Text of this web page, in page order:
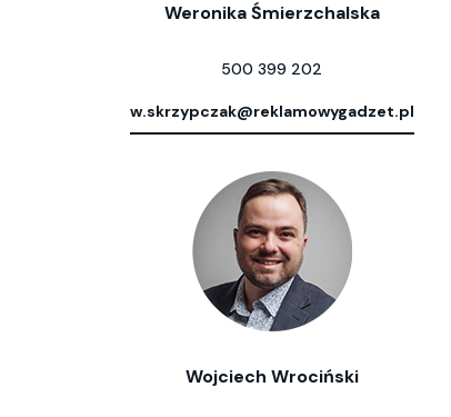
Weronika Śmierzchalska
500 399 202
w.skrzypczak@reklamowygadzet.pl
Wojciech Wrociński